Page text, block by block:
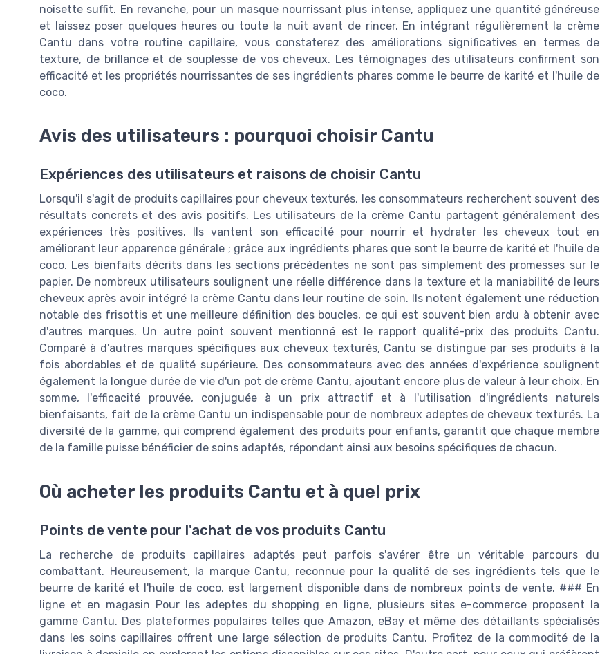
noisette suffit. En revanche, pour un masque nourrissant plus intense, appliquez une quantité généreuse
et laissez poser quelques heures ou toute la nuit avant de rincer. En intégrant régulièrement la crème
Cantu dans votre routine capillaire, vous constaterez des améliorations significatives en termes de
texture, de brillance et de souplesse de vos cheveux. Les témoignages des utilisateurs confirment son
efficacité et les propriétés nourrissantes de ses ingrédients phares comme le beurre de karité et l'huile de
coco.
Avis des utilisateurs : pourquoi choisir Cantu
Expériences des utilisateurs et raisons de choisir Cantu
Lorsqu'il s'agit de produits capillaires pour cheveux texturés, les consommateurs recherchent souvent des
résultats concrets et des avis positifs. Les utilisateurs de la crème Cantu partagent généralement des
expériences très positives. Ils vantent son efficacité pour nourrir et hydrater les cheveux tout en
améliorant leur apparence générale ; grâce aux ingrédients phares que sont le beurre de karité et l'huile de
coco. Les bienfaits décrits dans les sections précédentes ne sont pas simplement des promesses sur le
papier. De nombreux utilisateurs soulignent une réelle différence dans la texture et la maniabilité de leurs
cheveux après avoir intégré la crème Cantu dans leur routine de soin. Ils notent également une réduction
notable des frisottis et une meilleure définition des boucles, ce qui est souvent bien ardu à obtenir avec
d'autres marques. Un autre point souvent mentionné est le rapport qualité-prix des produits Cantu.
Comparé à d'autres marques spécifiques aux cheveux texturés, Cantu se distingue par ses produits à la
fois abordables et de qualité supérieure. Des consommateurs avec des années d'expérience soulignent
également la longue durée de vie d'un pot de crème Cantu, ajoutant encore plus de valeur à leur choix. En
somme, l'efficacité prouvée, conjuguée à un prix attractif et à l'utilisation d'ingrédients naturels
bienfaisants, fait de la crème Cantu un indispensable pour de nombreux adeptes de cheveux texturés. La
diversité de la gamme, qui comprend également des produits pour enfants, garantit que chaque membre
de la famille puisse bénéficier de soins adaptés, répondant ainsi aux besoins spécifiques de chacun.
Où acheter les produits Cantu et à quel prix
Points de vente pour l'achat de vos produits Cantu
La recherche de produits capillaires adaptés peut parfois s'avérer être un véritable parcours du
combattant. Heureusement, la marque Cantu, reconnue pour la qualité de ses ingrédients tels que le
beurre de karité et l'huile de coco, est largement disponible dans de nombreux points de vente. ### En
ligne et en magasin Pour les adeptes du shopping en ligne, plusieurs sites e-commerce proposent la
gamme Cantu. Des plateformes populaires telles que Amazon, eBay et même des détaillants spécialisés
dans les soins capillaires offrent une large sélection de produits Cantu. Profitez de la commodité de la